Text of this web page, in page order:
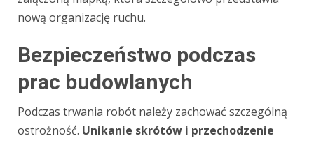
nową organizację ruchu.
Bezpieczeństwo podczas
prac budowlanych
Podczas trwania robót należy zachować szczególną
ostrożność. Unikanie skrótów i przechodzenie